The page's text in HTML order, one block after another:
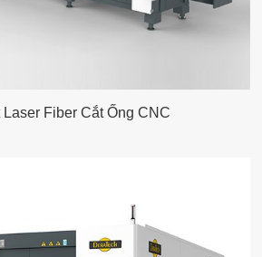
Laser Fiber Cắt Ống CNC